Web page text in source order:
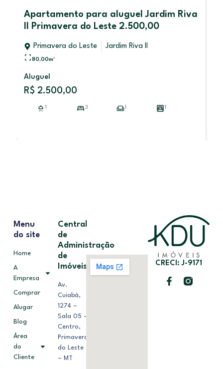
Apartamento para aluguel Jardim Riva
II Primavera do Leste 2.500,00
Primavera do Leste Jardim Riva II
80,00m²
Aluguel
R$ 2.500,00
1 3 1 1
CRECI: J-9171
Menu
do site
Home
A
Empresa
Comprar
Alugar
Blog
Área
do
Cliente
Central
de
Administração
de
Imóveis
Av.
Cuiabá,
1274 –
Sala 05 –
Centro,
Primavera
do Leste
– MT